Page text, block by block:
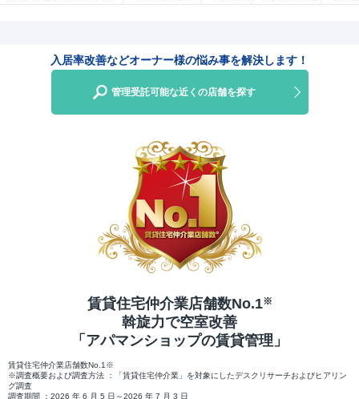
入居率改善などオーナー様の悩み事を解決します！
管理受託可能な近くの店舗を探す
賃貸住宅仲介業店舗数No.1※
斡旋力で空室改善
「アパマンショップの賃貸管理」
賃貸住宅仲介業店舗数No.1※
※調査概要および調査方法 ：「賃貸住宅仲介業」を対象にしたデスクリサーチおよびヒアリン
グ調査
調査期間 ：2026 年 6 月 5 日～2026 年 7 月 3 日